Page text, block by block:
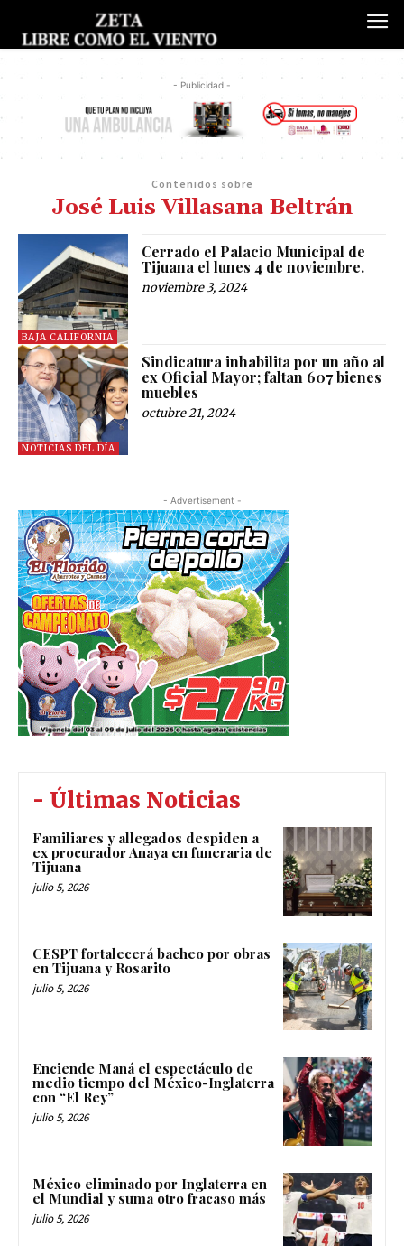
- Publicidad -
Contenidos sobre
José Luis Villasana Beltrán
BAJA CALIFORNIA
Cerrado el Palacio Municipal de
Tijuana el lunes 4 de noviembre.
noviembre 3, 2024
NOTICIAS DEL DÍA
Sindicatura inhabilita por un año al
ex Oficial Mayor; faltan 607 bienes
muebles
octubre 21, 2024
- Advertisement -
- Últimas Noticias
Familiares y allegados despiden a
ex procurador Anaya en funeraria de
Tijuana
julio 5, 2026
CESPT fortalecerá bacheo por obras
en Tijuana y Rosarito
julio 5, 2026
Enciende Maná el espectáculo de
medio tiempo del México-Inglaterra
con “El Rey”
julio 5, 2026
México eliminado por Inglaterra en
el Mundial y suma otro fracaso más
julio 5, 2026